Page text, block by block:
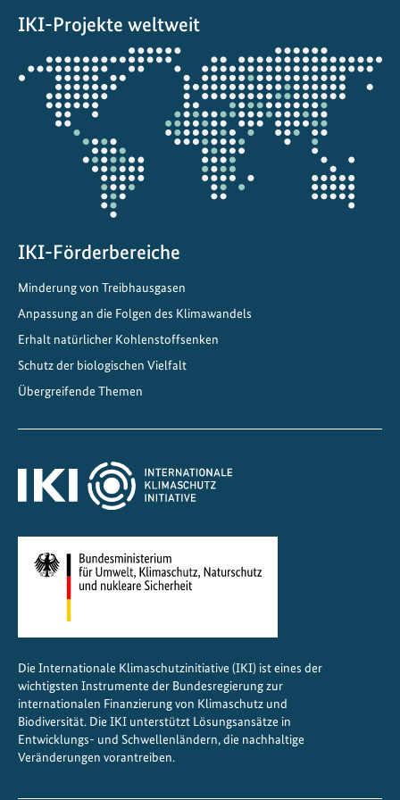
t
a
r
t
e
IKI-Projekte weltweit
Öffnet
die
Projektkarte
IKI-Förderbereiche
Minderung von Treibhausgasen
Anpassung an die Folgen des Klimawandels
Erhalt natürlicher Kohlenstoffsenken
Schutz der biologischen Vielfalt
Übergreifende Themen
Die Internationale Klimaschutzinitiative (IKI) ist eines der
wichtigsten Instrumente der Bundesregierung zur
internationalen Finanzierung von Klimaschutz und
Biodiversität. Die IKI unterstützt Lösungsansätze in
Entwicklungs- und Schwellenländern, die nachhaltige
Veränderungen vorantreiben.